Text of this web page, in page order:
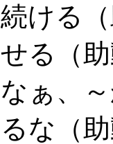
ける
る（
ぁ、
な（